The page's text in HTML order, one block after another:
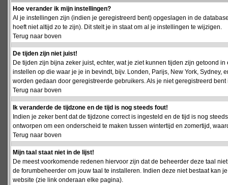
Hoe verander ik mijn instellingen?
Al je instellingen zijn (indien je geregistreerd bent) opgeslagen in de
hoeft niet altijd zo te zijn). Dit stelt je in staat om al je instellingen te wijzigen.
Terug naar boven
De tijden zijn niet juist!
De tijden zijn bijna zeker juist, echter, wat je ziet kunnen tijden zijn getoond
instellen op die waar je je in bevindt, bijv. Londen, Parijs, New York,
worden gedaan door geregistreerde gebruikers. Als je niet geregistreerd
Terug naar boven
Ik veranderde de tijdzone en de tijd is nog steeds fout!
Indien je zeker bent dat de tijdzone correct is ingesteld en de tijd is nog
ontworpen om een onderscheid te maken tussen wintertijd en zomertijd,
Terug naar boven
Mijn taal staat niet in de lijst!
De meest voorkomende redenen hiervoor zijn dat de beheerder deze taal
de forumbeheerder om jouw taal te installeren. Indien deze niet bestaat kan
website (zie link onderaan elke pagina).